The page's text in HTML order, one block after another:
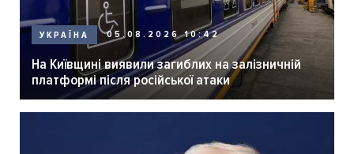
УКРАЇНА 05.08.2026 10:42
На Київщині виявили загиблих на залізничній
платформі після російської атаки